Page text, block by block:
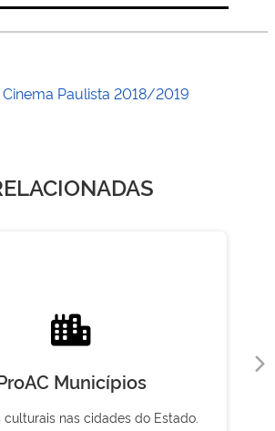
Paulista 2018/2019
Municípios
culturais nas cidades do Estado.